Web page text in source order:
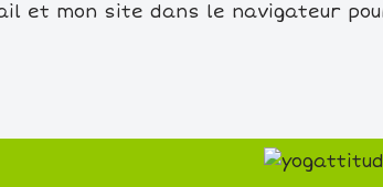
et mon site dans le navigateur